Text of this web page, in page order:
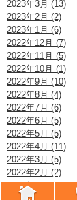
2023年3月 (13)
2023年2月 (2)
2023年1月 (6)
2022年12月 (7)
2022年11月 (5)
2022年10月 (1)
2022年9月 (10)
2022年8月 (4)
2022年7月 (6)
2022年6月 (5)
2022年5月 (5)
2022年4月 (11)
2022年3月 (5)
2022年2月 (2)
2022年1月 (4)